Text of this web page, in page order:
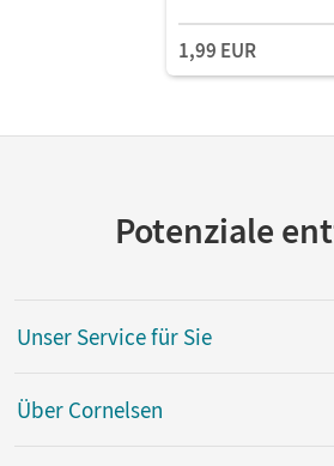
1,99 EUR
Potenziale
Unser Service für Sie
Über Cornelsen